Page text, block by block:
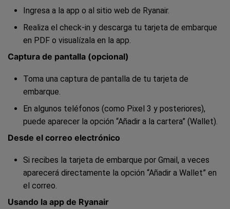
Ingresa a la app o al sitio web de Ryanair.
Realiza el check-in y descarga tu tarjeta de embarque
en PDF o visualízala en la app.
Captura de pantalla (opcional)
Toma una captura de pantalla de tu tarjeta de
embarque.
En algunos teléfonos (como Pixel 3 y posteriores),
puede aparecer la opción “Añadir a la cartera” (Wallet).
Desde el correo electrónico
Si recibes la tarjeta de embarque por Gmail, a veces
aparecerá directamente la opción “Añadir a Wallet” en
el correo.
Usando la app de Ryanair